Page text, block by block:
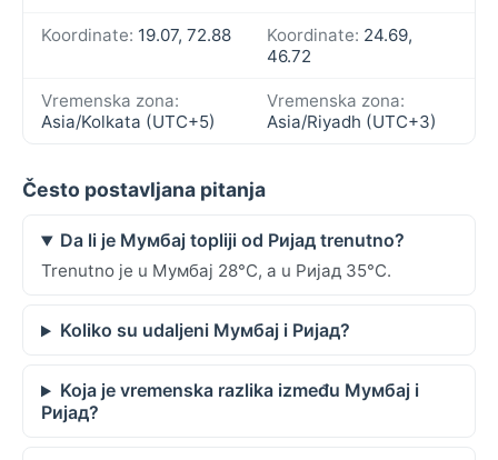
Koordinate: 19.07, 72.88 Koordinate: 24.69,
46.72
Vremenska zona:
Asia/Kolkata (UTC+5)
Vremenska zona:
Asia/Riyadh (UTC+3)
Često postavljana pitanja
Da li je Мумбај topliji od Ријад trenutno?
Trenutno je u Мумбај 28°C, a u Ријад 35°C.
Koliko su udaljeni Мумбај i Ријад?
Koja je vremenska razlika između Мумбај i
Ријад?